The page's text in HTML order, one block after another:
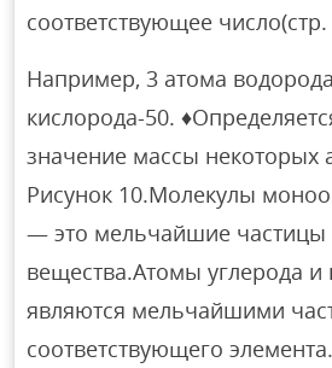
соответствующее число(стр.
Например, 3 атома
кислорода-50.
значение массы некоторых
Рисунок 10.Молекулы
— это мельчайшие частицы
вещества.Атомы углерода и
являются мельчайшими
соответствующего